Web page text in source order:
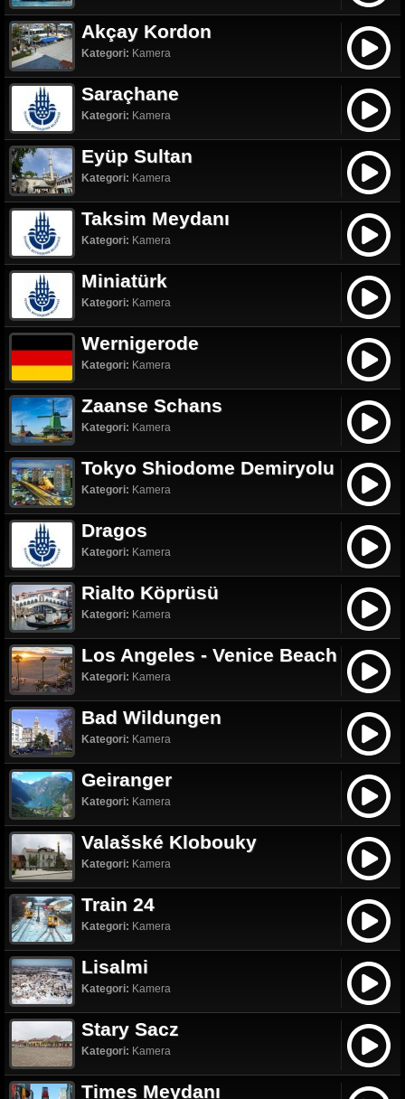
Akçay Kordon
Kategori: Kamera
Saraçhane
Kategori: Kamera
Eyüp Sultan
Kategori: Kamera
Taksim Meydanı
Kategori: Kamera
Miniatürk
Kategori: Kamera
Wernigerode
Kategori: Kamera
Zaanse Schans
Kategori: Kamera
Tokyo Shiodome Demiryolu
Kategori: Kamera
Dragos
Kategori: Kamera
Rialto Köprüsü
Kategori: Kamera
Los Angeles - Venice Beach
Kategori: Kamera
Bad Wildungen
Kategori: Kamera
Geiranger
Kategori: Kamera
Valašské Klobouky
Kategori: Kamera
Train 24
Kategori: Kamera
Lisalmi
Kategori: Kamera
Stary Sacz
Kategori: Kamera
Times Meydanı